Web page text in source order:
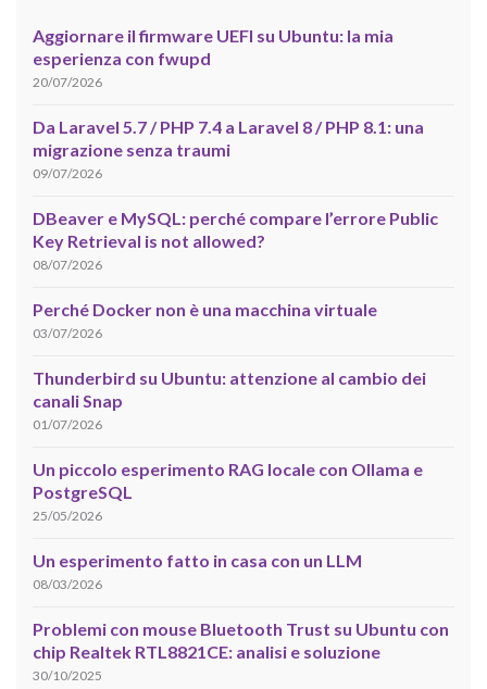
Aggiornare il firmware UEFI su Ubuntu: la mia
esperienza con fwupd
20/07/2026
Da Laravel 5.7 / PHP 7.4 a Laravel 8 / PHP 8.1: una
migrazione senza traumi
09/07/2026
DBeaver e MySQL: perché compare l’errore Public
Key Retrieval is not allowed?
08/07/2026
Perché Docker non è una macchina virtuale
03/07/2026
Thunderbird su Ubuntu: attenzione al cambio dei
canali Snap
01/07/2026
Un piccolo esperimento RAG locale con Ollama e
PostgreSQL
25/05/2026
Un esperimento fatto in casa con un LLM
08/03/2026
Problemi con mouse Bluetooth Trust su Ubuntu con
chip Realtek RTL8821CE: analisi e soluzione
30/10/2025